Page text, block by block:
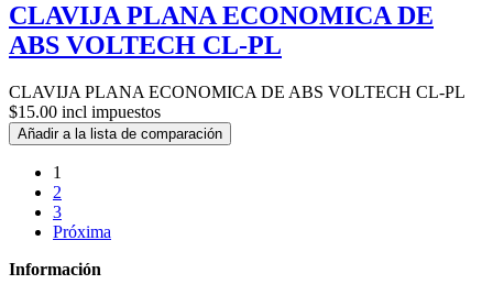
CLAVIJA PLANA ECONOMICA DE
ABS VOLTECH CL-PL
CLAVIJA PLANA ECONOMICA DE ABS VOLTECH CL-PL
$15.00 incl impuestos
Añadir a la lista de comparación
1
2
3
Próxima
Información